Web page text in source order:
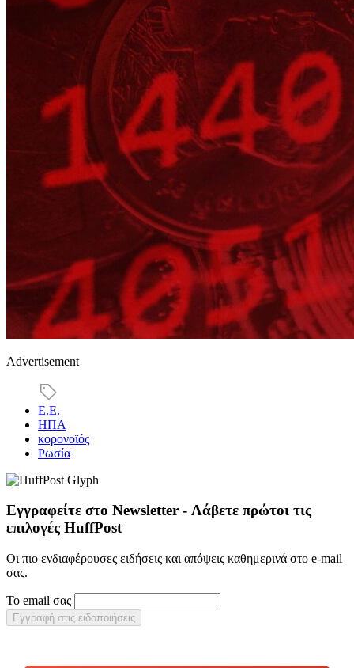
Advertisement
Ε.Ε.
ΗΠΑ
κορονοϊός
Ρωσία
Εγγραφείτε στο Newsletter - Λάβετε πρώτοι τις
επιλογές HuffPost
Οι πιο ενδιαφέρουσες ειδήσεις και απόψεις καθημερινά στο e-mail
σας.
Το email σας
Εγγραφή στις ειδοποιήσεις